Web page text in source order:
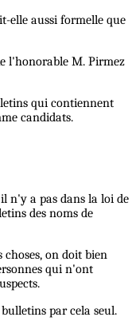
elle aussi formelle que
l'honorable M. Pirmez
qui contiennent
candidats.
n'y a pas dans la loi de
des noms de
on doit bien
qui n'ont
par cela seul.